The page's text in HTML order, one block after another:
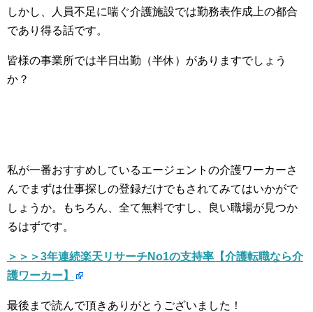
しかし、人員不足に喘ぐ介護施設では勤務表作成上の都合
であり得る話です。
皆様の事業所では半日出勤（半休）がありますでしょう
か？
私が一番おすすめしているエージェントの介護ワーカーさ
んでまずは仕事探しの登録だけでもされてみてはいかがで
しょうか。もちろん、全て無料ですし、良い職場が見つか
るはずです。
＞＞＞3年連続楽天リサーチNo1の支持率【介護転職なら介
護ワーカー】
最後まで読んで頂きありがとうございました！